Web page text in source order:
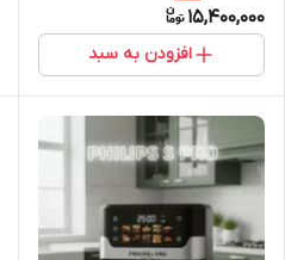
15,400,000
افزودن به سبد